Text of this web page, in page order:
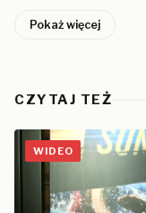
Pokaż więcej
CZYTAJ TEŻ
WIDEO